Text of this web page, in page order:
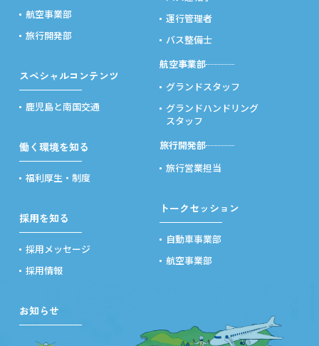
航空事業部
旅行開発部
スペシャルコンテンツ
鹿児島と南国交通
働く環境を知る
福利厚生・制度
採用を知る
採用メッセージ
採用情報
お知らせ
運行管理者
バス整備士
航空事業部
グランドスタッフ
グランドハンドリング
スタッフ
旅行開発部
旅行営業担当
トークセッション
自動車事業部
航空事業部